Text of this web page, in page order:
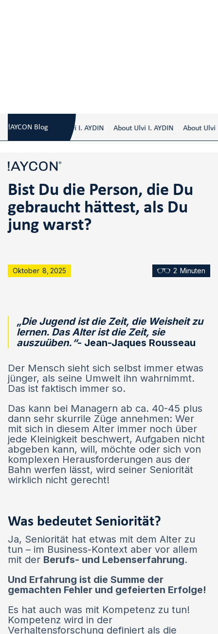
!AYCON BlogAbout Ulvi I. AYDIN About Ulvi I. AYDIN About Ulvi I.
Bist Du die Person, die Du
gebraucht hättest, als Du
jung warst?
Oktober 8 2025 2 Minuten
„Die Jugend ist die Zeit, die Weisheit zu
lernen. Das Alter ist die Zeit, sie
auszuüben.“- Jean-Jaques Rousseau
Der Mensch sieht sich selbst immer etwas
jünger, als seine Umwelt ihn wahrnimmt.
Das ist faktisch immer so.
Das kann bei Managern ab ca. 40-45 plus
dann sehr skurrile Züge annehmen: Wer
mit sich in diesem Alter immer noch über
jede Kleinigkeit beschwert, Aufgaben nicht
abgeben kann, will, möchte oder sich von
komplexen Herausforderungen aus der
Bahn werfen lässt, wird seiner Seniorität
wirklich nicht gerecht!
Was bedeutet Seniorität?
Ja, Seniorität hat etwas mit dem Alter zu
tun – im Business-Kontext aber vor allem
mit der Berufs- und Lebenserfahrung.
Und Erfahrung ist die Summe der
gemachten Fehler und gefeierten Erfolge!
Es hat auch was mit Kompetenz zu tun!
Kompetenz wird in der
Verhaltensforschung definiert als die